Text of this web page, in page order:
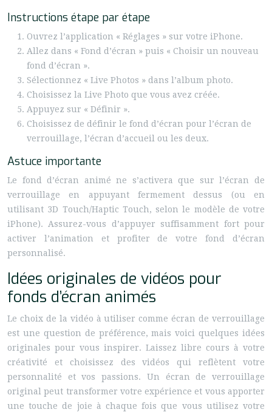
Instructions étape par étape
Ouvrez l’application « Réglages » sur votre iPhone.
Allez dans « Fond d’écran » puis « Choisir un nouveau
fond d’écran ».
Sélectionnez « Live Photos » dans l’album photo.
Choisissez la Live Photo que vous avez créée.
Appuyez sur « Définir ».
Choisissez de définir le fond d’écran pour l’écran de
verrouillage, l’écran d’accueil ou les deux.
Astuce importante
Le fond d’écran animé ne s’activera que sur l’écran de
verrouillage en appuyant fermement dessus (ou en
utilisant 3D Touch/Haptic Touch, selon le modèle de votre
iPhone). Assurez-vous d’appuyer suffisamment fort pour
activer l’animation et profiter de votre fond d’écran
personnalisé.
Idées originales de vidéos pour
fonds d’écran animés
Le choix de la vidéo à utiliser comme écran de verrouillage
est une question de préférence, mais voici quelques idées
originales pour vous inspirer. Laissez libre cours à votre
créativité et choisissez des vidéos qui reflètent votre
personnalité et vos passions. Un écran de verrouillage
original peut transformer votre expérience et vous apporter
une touche de joie à chaque fois que vous utilisez votre